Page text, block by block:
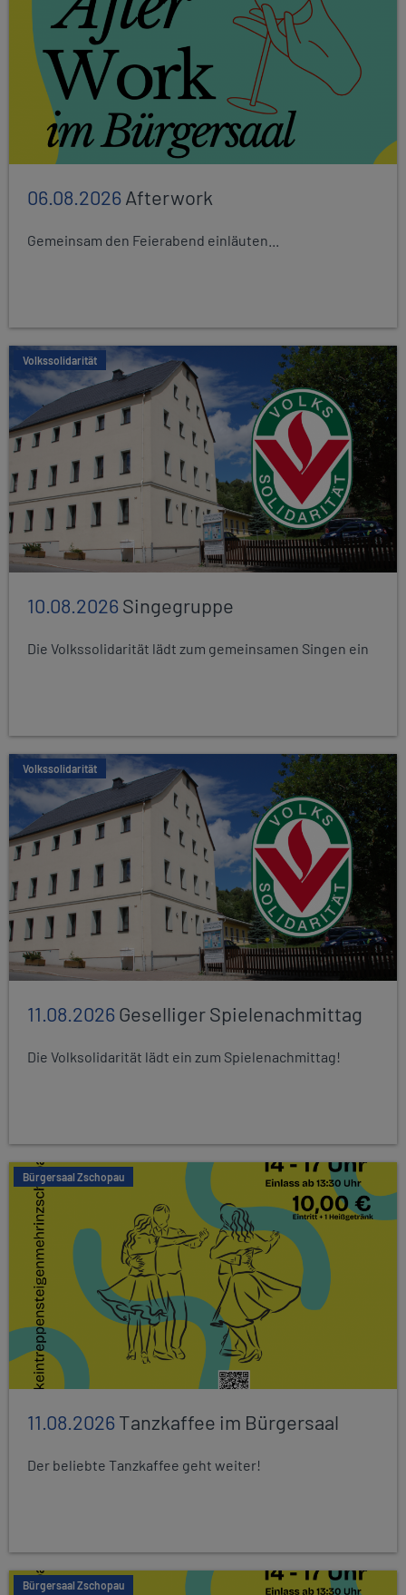
06.08.2026Afterwork
Gemeinsam den Feierabend einläuten...
Volkssolidarität
10.08.2026Singegruppe
Die Volkssolidarität lädt zum gemeinsamen Singen ein
Volkssolidarität
11.08.2026Geselliger Spielenachmittag
Die Volksolidarität lädt ein zum Spielenachmittag!
Bürgersaal Zschopau
11.08.2026Tanzkaffee im Bürgersaal
Der beliebte Tanzkaffee geht weiter!
Bürgersaal Zschopau